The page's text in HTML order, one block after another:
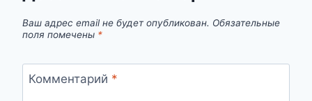
Ваш адрес email не будет опубликован. Обязательные
поля помечены *
Комментарий *